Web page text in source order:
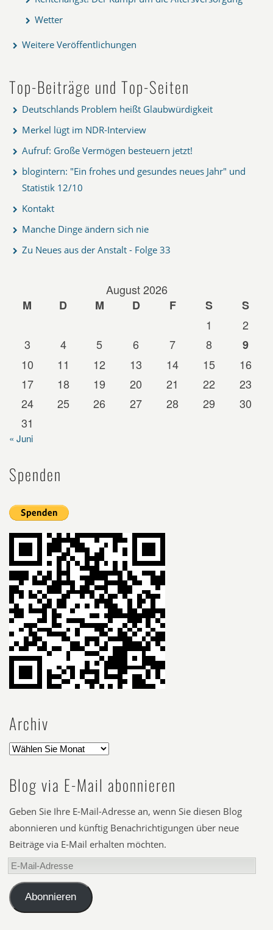
Wetter
Weitere Veröffentlichungen
Top-Beiträge und Top-Seiten
Deutschlands Problem heißt Glaubwürdigkeit
Merkel lügt im NDR-Interview
Aufruf: Große Vermögen besteuern jetzt!
blogintern: "Ein frohes und gesundes neues Jahr" und
Statistik 12/10
Kontakt
Manche Dinge ändern sich nie
Zu Neues aus der Anstalt - Folge 33
August 2026
M
D M D F S
S
1
2
3
4 5 6 7 8
9
10
11 12 13 14 15
16
17
18 19 20 21 22
23
24
25 26 27 28 29
30
31
« Juni
Spenden
Archiv
Blog via E-Mail abonnieren
Geben Sie Ihre E-Mail-Adresse an, wenn Sie diesen Blog
abonnieren und künftig Benachrichtigungen über neue
Beiträge via E-Mail erhalten möchten.
E-
Mail-
AdresseAbonnieren